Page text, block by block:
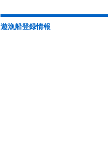
遊漁船登録情報